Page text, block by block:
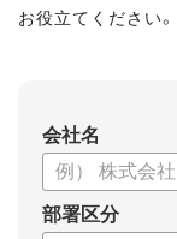
お役立てください。
会社名
部署区分